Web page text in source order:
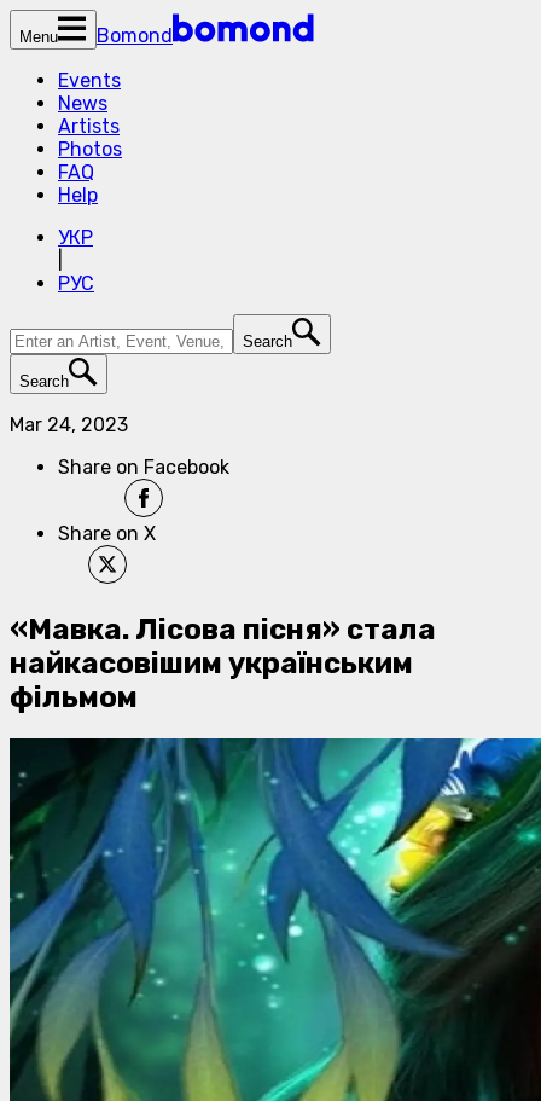
Menu
Bomond
Events
News
Artists
Photos
FAQ
Help
УКР
РУС
Search
Search
Mar 24, 2023
Share on Facebook
Share on X
«Мавка. Лісова пісня» стала
найкасовішим українським
фільмом